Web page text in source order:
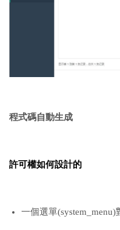
程式碼自動生成
許可權如何設計的
一個選單(system_menu)